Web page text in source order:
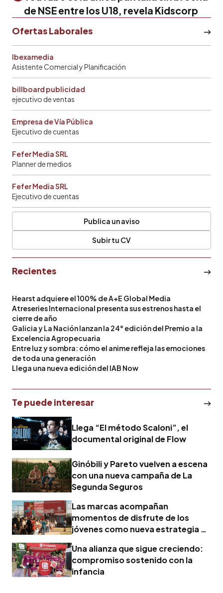
de NSE entre los U18, revela Kidscorp
Ofertas Laborales
Ibexamedia
Asistente Comercial y Planificación
billboard publicidad
ejecutivo de ventas
Empresa de Vía Pública
Ejecutivo de cuentas
Fefer Media SRL
Planner de medios
Fefer Media SRL
Ejecutivo de cuentas
Publica un aviso
Subir tu CV
Recientes
Hearst adquiere el 100% de A+E Global Media
Atreseries Internacional presenta sus estrenos hasta el
cierre de año
Galicia y La Nación lanzan la 24° edición del Premio a la
Excelencia Agropecuaria
Entre luz y sombra: cómo el anime refleja las emociones
de toda una generación
Llega una nueva edición del IAB Now
Te puede interesar
Llega “El método Scaloni”, el
documental original de Flow
Ginóbili y Pareto vuelven a escena
con una nueva campaña de La
Segunda Seguros
Las marcas acompañan
momentos de disfrute de los
jóvenes como nueva estrategia de
Una alianza que sigue creciendo:
compromiso sostenido con la
infancia